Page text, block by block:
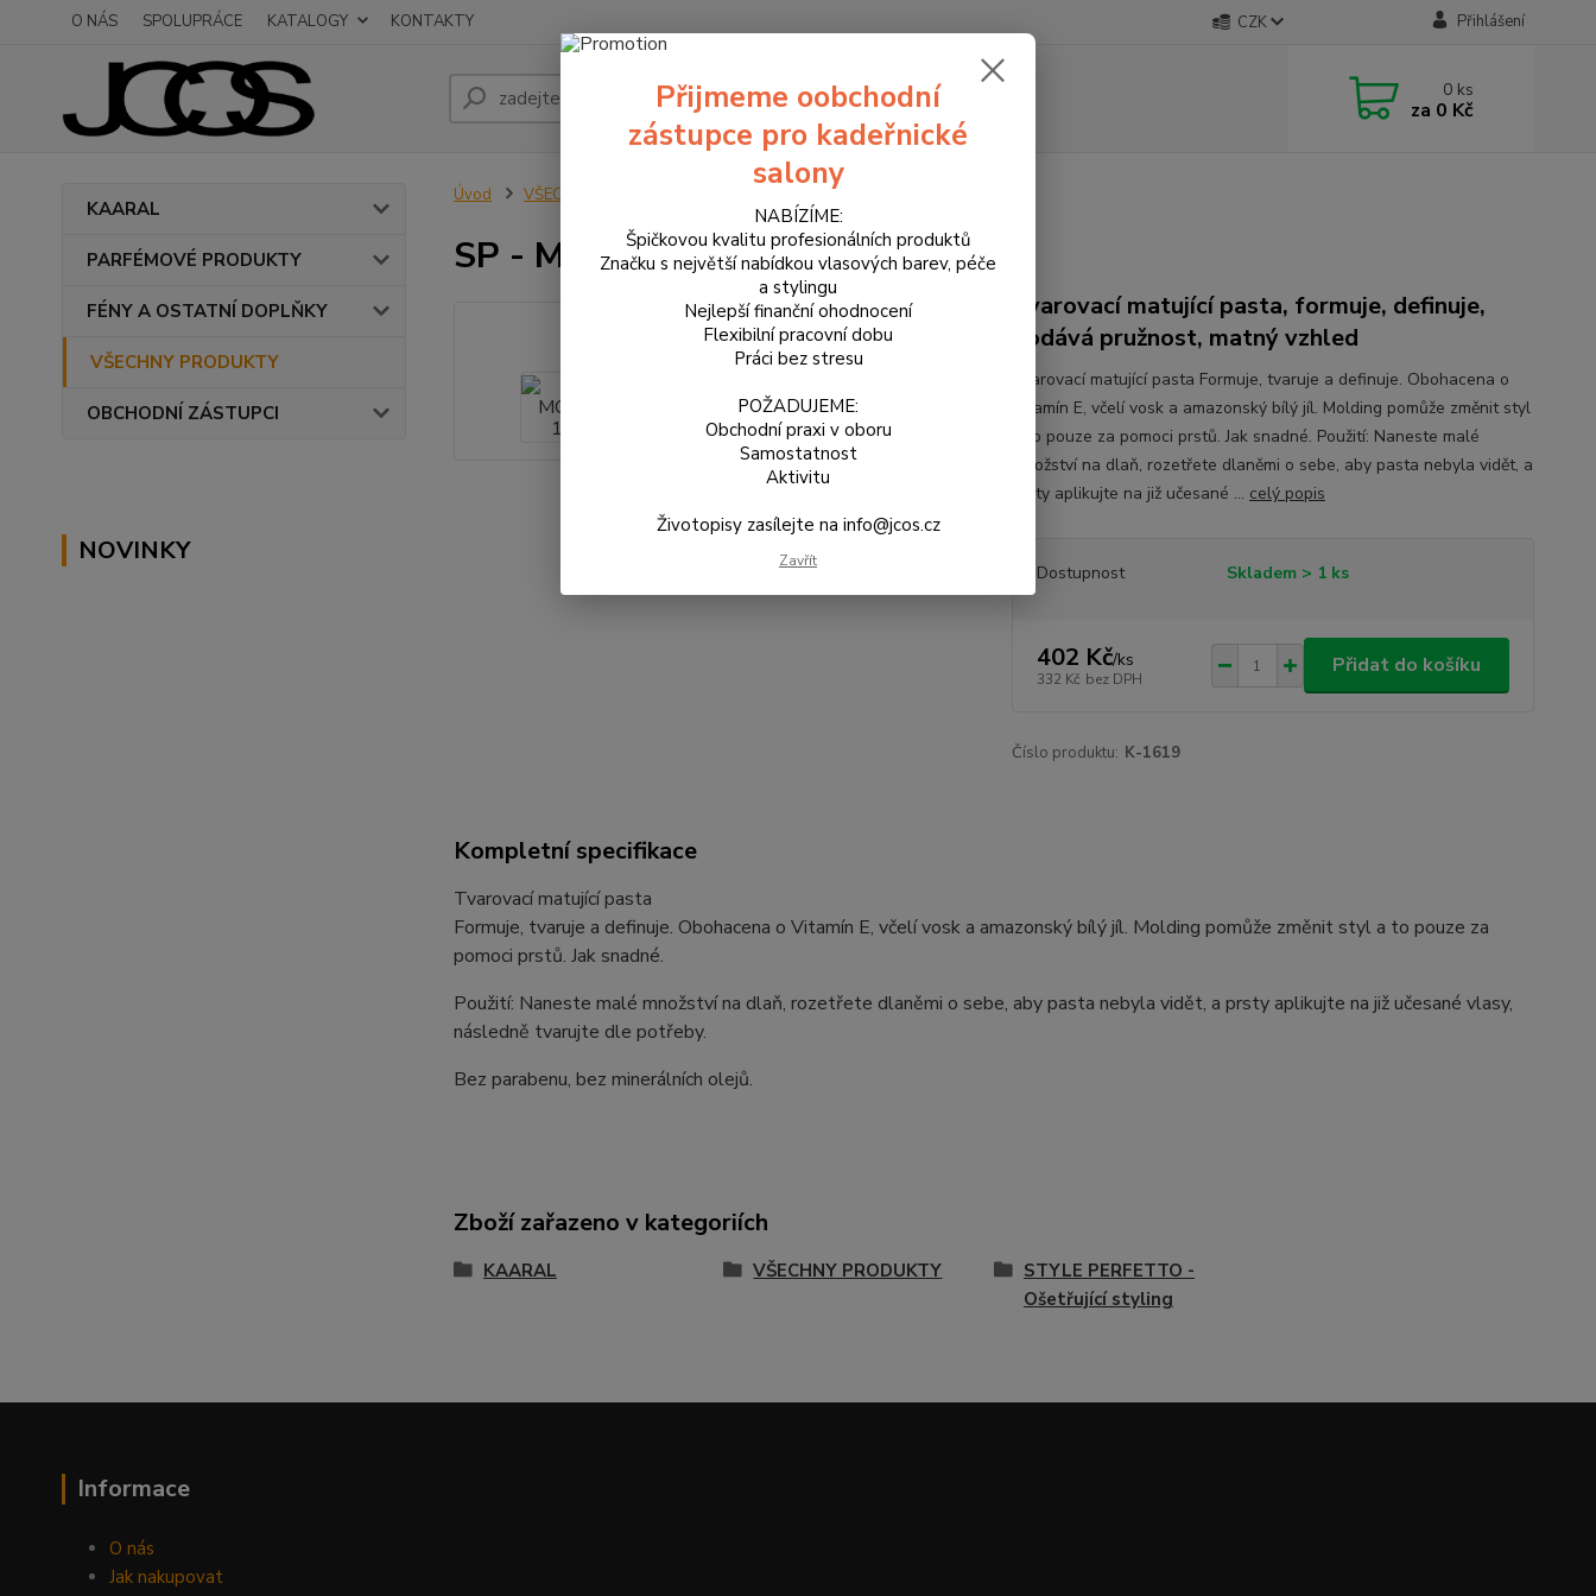
O NÁS SPOLUPRÁCE KATALOGY KONTAKTY CZK Přihlášení
Hledat 0 ks
za 0 Kč
KAARAL
PARFÉMOVÉ PRODUKTY
FÉNY A OSTATNÍ DOPLŇKY
VŠECHNY PRODUKTY
OBCHODNÍ ZÁSTUPCI
NOVINKY
Úvod VŠECHNY PRODUKTY SP - MOLDING 100 ml
SP - MOLDING 100 ml
Tvarovací matující pasta, formuje, definuje,
dodává pružnost, matný vzhled
Tvarovací matující pasta Formuje, tvaruje a definuje. Obohacena o
Vitamín E, včelí vosk a amazonský bílý jíl. Molding pomůže změnit styl
a to pouze za pomoci prstů. Jak snadné. Použití: Naneste malé
množství na dlaň, rozetřete dlaněmi o sebe, aby pasta nebyla vidět, a
prsty aplikujte na již učesané ... celý popis
Dostupnost Skladem > 1 ks
402 Kč/ks
332 Kč bez DPH
Přidat do košíku
Číslo produktu: K-1619
Kompletní specifikace
Tvarovací matující pasta
Formuje, tvaruje a definuje. Obohacena o Vitamín E, včelí vosk a amazonský bílý jíl. Molding pomůže změnit styl a to pouze za
pomoci prstů. Jak snadné.
Použití: Naneste malé množství na dlaň, rozetřete dlaněmi o sebe, aby pasta nebyla vidět, a prsty aplikujte na již učesané vlasy,
následně tvarujte dle potřeby.
Bez parabenu, bez minerálních olejů.
Zboží zařazeno v kategoriích
KAARAL VŠECHNY PRODUKTY
STYLE PERFETTO -
Ošetřující styling
Informace
O nás
Jak nakupovat
Přijmeme oobchodní
zástupce pro kadeřnické
salony
NABÍZÍME:
Špičkovou kvalitu profesionálních produktů
Značku s největší nabídkou vlasových barev, péče
a stylingu
Nejlepší finanční ohodnocení
Flexibilní pracovní dobu
Práci bez stresu
POŽADUJEME:
Obchodní praxi v oboru
Samostatnost
Aktivitu
Životopisy zasílejte na info@jcos.cz
Zavřít